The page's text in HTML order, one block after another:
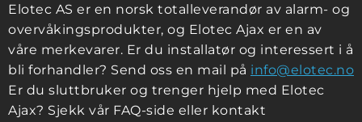
Elotec AS er en norsk totalleverandør av alarm- og
overvåkingsprodukter, og Elotec Ajax er en av
våre merkevarer. Er du installatør og interessert i å
bli forhandler? Send oss en mail på info@elotec.no
Er du sluttbruker og trenger hjelp med Elotec
Ajax? Sjekk vår FAQ-side eller kontakt